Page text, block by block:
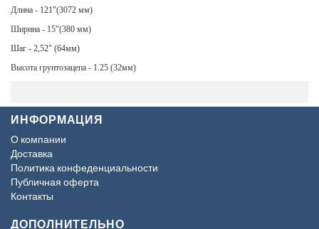
Длина - 121"(3072 мм)
Ширина - 15"(380 мм)
Шаг - 2,52" (64мм)
Высота грунтозацепа - 1.25 (32мм)
ИНФОРМАЦИЯ
О компании
Доставка
Политика конфеденциальности
Публичная оферта
Контакты
ДОПОЛНИТЕЛЬНО